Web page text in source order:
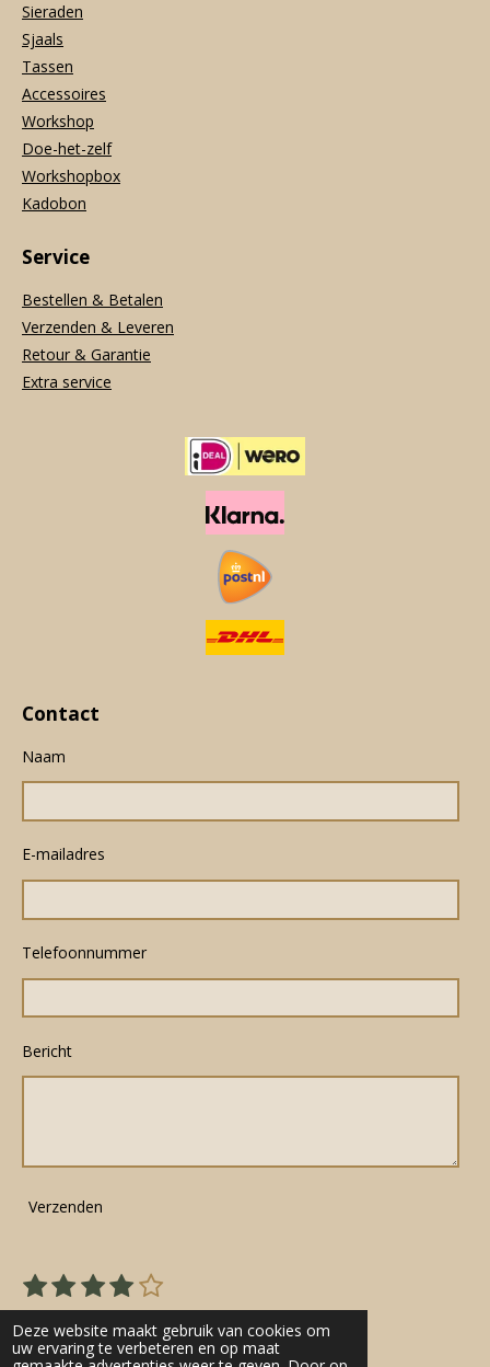
Deze website maakt gebruik van cookies om
uw ervaring te verbeteren en op maat
Sieraden
Sjaals
Tassen
Accessoires
Workshop
Doe-het-zelf
Workshopbox
Kadobon
Service
Bestellen & Betalen
Verzenden & Leveren
Retour & Garantie
Extra service
Contact
Naam
E-mailadres
Telefoonnummer
Bericht
Verzenden
R
a
t
1
s
t
2
s
t
3
s
t
4
s
t
5
s
t
S
e
m
22 stemmen